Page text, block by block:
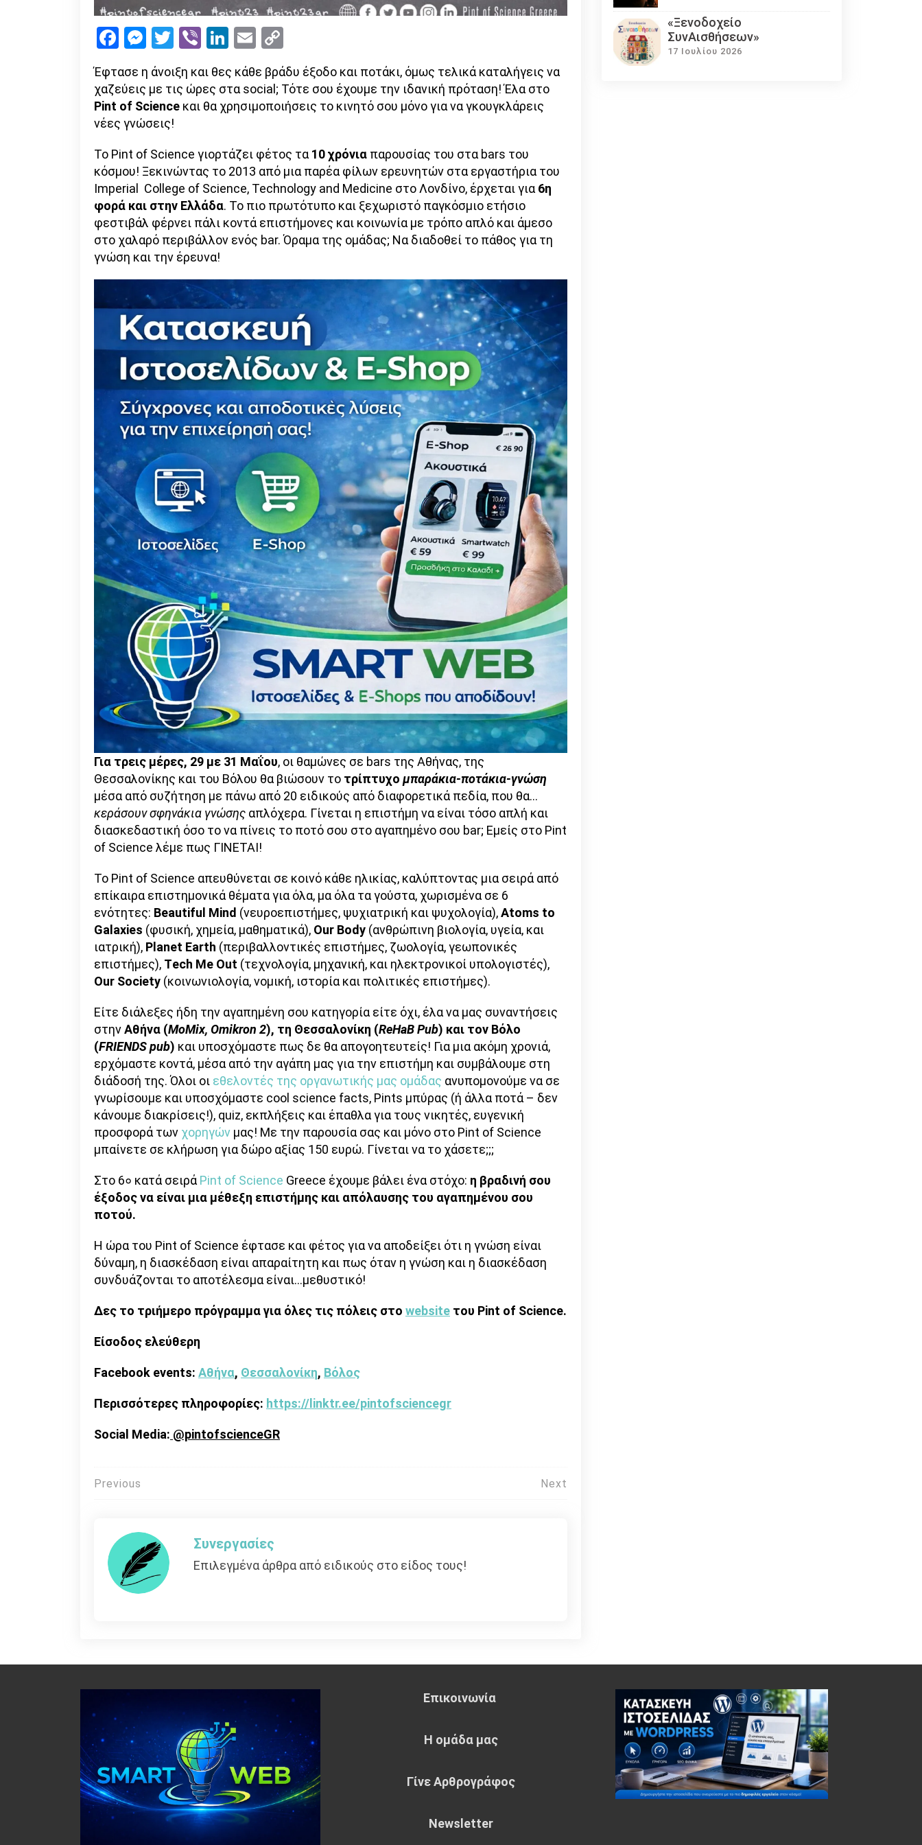
Facebook
Messenger
Twitter
ViberLinkedIn
Email
Link
Έφτασε η άνοιξη και θες κάθε βράδυ έξοδο και ποτάκι, όμως τελικά καταλήγεις να
χαζεύεις με τις ώρες στα social; Τότε σου έχουμε την ιδανική πρόταση! Έλα στο
Pint of Science και θα χρησιμοποιήσεις το κινητό σου μόνο για να γκουγκλάρεις
νέες γνώσεις!
Το Pint of Science γιορτάζει φέτος τα 10 χρόνια παρουσίας του στα bars του
κόσμου! Ξεκινώντας το 2013 από μια παρέα φίλων ερευνητών στα εργαστήρια του
Imperial College of Science, Technology and Medicine στο Λονδίνο, έρχεται για 6η
φορά και στην Ελλάδα. Το πιο πρωτότυπο και ξεχωριστό παγκόσμιο ετήσιο
φεστιβάλ φέρνει πάλι κοντά επιστήμονες και κοινωνία με τρόπο απλό και άμεσο
στο χαλαρό περιβάλλον ενός bar. Όραμα της ομάδας; Να διαδοθεί το πάθος για τη
γνώση και την έρευνα!
Για τρεις μέρες, 29 με 31 Μαΐου, οι θαμώνες σε bars της Αθήνας, της
Θεσσαλονίκης και του Βόλου θα βιώσουν το τρίπτυχο μπαράκια-ποτάκια-γνώση
μέσα από συζήτηση με πάνω από 20 ειδικούς από διαφορετικά πεδία, που θα…
κεράσουνσφηνάκια γνώσης απλόχερα. Γίνεται η επιστήμη να είναι τόσο απλή και
διασκεδαστική όσο το να πίνεις το ποτό σου στο αγαπημένο σου bar; Εμείς στο Pint
of Science λέμε πως ΓΙΝΕΤΑΙ!
Το Pint of Science απευθύνεται σε κοινό κάθε ηλικίας, καλύπτοντας μια σειρά από
επίκαιρα επιστημονικά θέματα για όλα, μα όλα τα γούστα, χωρισμένα σε 6
ενότητες: Beautiful Mind (νευροεπιστήμες, ψυχιατρική και ψυχολογία),Atoms to
Galaxies (φυσική, χημεία, μαθηματικά), Our Body (ανθρώπινη βιολογία, υγεία, και
ιατρική), Planet Earth (περιβαλλοντικές επιστήμες, ζωολογία, γεωπονικές
επιστήμες), Τech Me Out (τεχνολογία, μηχανική, και ηλεκτρονικοί υπολογιστές),
Our Society (κοινωνιολογία, νομική, ιστορία και πολιτικές επιστήμες).
Είτε διάλεξες ήδη την αγαπημένη σου κατηγορία είτε όχι, έλα να μας συναντήσεις
στηνΑθήνα (MoMix, Omikron 2), τη Θεσσαλονίκη (ReHaB Pub) και τον Βόλο
(FRIENDS pub) και υποσχόμαστε πως δε θα απογοητευτείς! Για μια ακόμη χρονιά,
ερχόμαστε κοντά, μέσα από την αγάπη μας για την επιστήμη και συμβάλουμε στη
διάδοσή της. Όλοι οι εθελοντές της οργανωτικής μας ομάδας ανυπομονούμε να σε
γνωρίσουμε και υποσχόμαστε cool science facts, Pints μπύρας (ή άλλα ποτά – δεν
κάνουμε διακρίσεις!), quiz, εκπλήξεις και έπαθλα για τους νικητές, ευγενική
προσφορά των χορηγών μας! Με την παρουσία σας και μόνο στο Pint of Science
μπαίνετε σε κλήρωση για δώρο αξίας 150 ευρώ. Γίνεται να το χάσετε;;;
Στο 6० κατά σειρά Pint of Science Greece έχουμε βάλει ένα στόχο: η βραδινή σου
έξοδος να είναι μια μέθεξη επιστήμης και απόλαυσης του αγαπημένου σου
ποτού.
Η ώρα του Pint of Science έφτασε και φέτος για να αποδείξει ότι η γνώση είναι
δύναμη, η διασκέδαση είναι απαραίτητη και πως όταν η γνώση και η διασκέδαση
συνδυάζονται το αποτέλεσμα είναι…μεθυστικό!
Δες το τριήμερο πρόγραμμα για όλες τις πόλεις στο website του Pint of Science.
Είσοδος ελεύθερη
Facebook events: Αθήνα, Θεσσαλονίκη, Βόλος
Περισσότερες πληροφορίες: https://linktr.ee/pintofsciencegr
Social Media: @pintofscienceGR
Πλοήγηση
Previous Next
Συνεργασίες
Επιλεγμένα άρθρα από ειδικούς στο είδος τους!
«Ξενοδοχείο
ΣυνΑισθήσεων»
17 Ιουλίου 2026
Επικοινωνία
Η ομάδα μας
Γίνε Αρθρογράφος
Newsletter